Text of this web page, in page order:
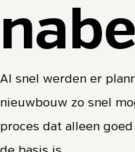
Al snel werden er
nieuwbouw zo snel
proces dat alleen